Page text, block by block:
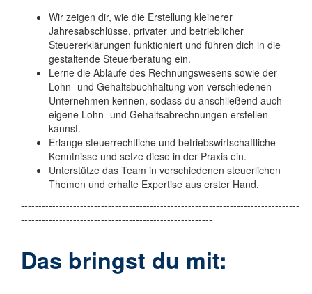
Wir zeigen dir, wie die Erstellung kleinerer
Jahresabschlüsse, privater und betrieblicher
Steuererklärungen funktioniert und führen dich in die
gestaltende Steuerberatung ein.
Lerne die Abläufe des Rechnungswesens sowie der
Lohn- und Gehaltsbuchhaltung von verschiedenen
Unternehmen kennen, sodass du anschließend auch
eigene Lohn- und Gehaltsabrechnungen erstellen
kannst.
Erlange steuerrechtliche und betriebswirtschaftliche
Kenntnisse und setze diese in der Praxis ein.
Unterstütze das Team in verschiedenen steuerlichen
Themen und erhalte Expertise aus erster Hand.
--------------------------------------------------------------------------------
-------------------------------------------------------
Das bringst du mit: